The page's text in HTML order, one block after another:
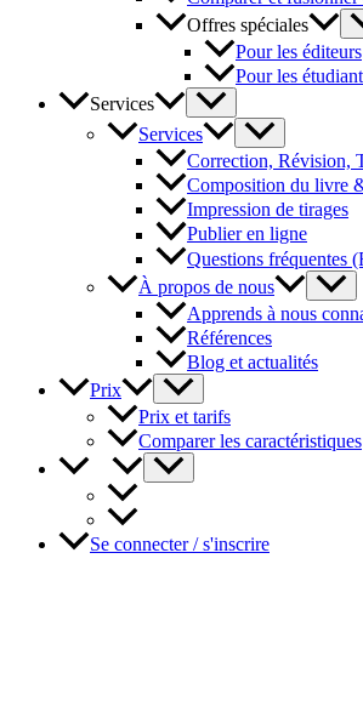
Offres spéciales
Pour les éditeurs
Pour les
Services
Services
Correction, Révision,
Composition du livre
Impression de tirages
Publier en ligne
Questions fréquentes
À propos de nous
Apprends à nous
Références
Blog et actualités
Prix
Prix et tarifs
Comparer les caractéristiques
Se connecter / s'inscrire